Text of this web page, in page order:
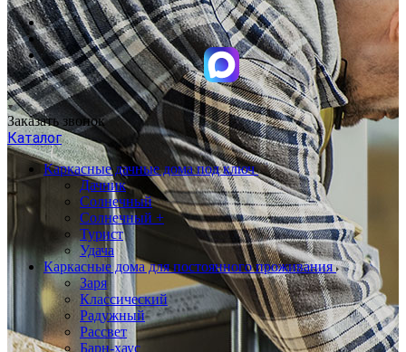
Заказать звонок
Каталог
Каркасные дачные дома под ключ
Дачник
Солнечный
Солнечный +
Турист
Удача
Каркасные дома для постоянного проживания
Заря
Классический
Радужный
Рассвет
Барн-хаус